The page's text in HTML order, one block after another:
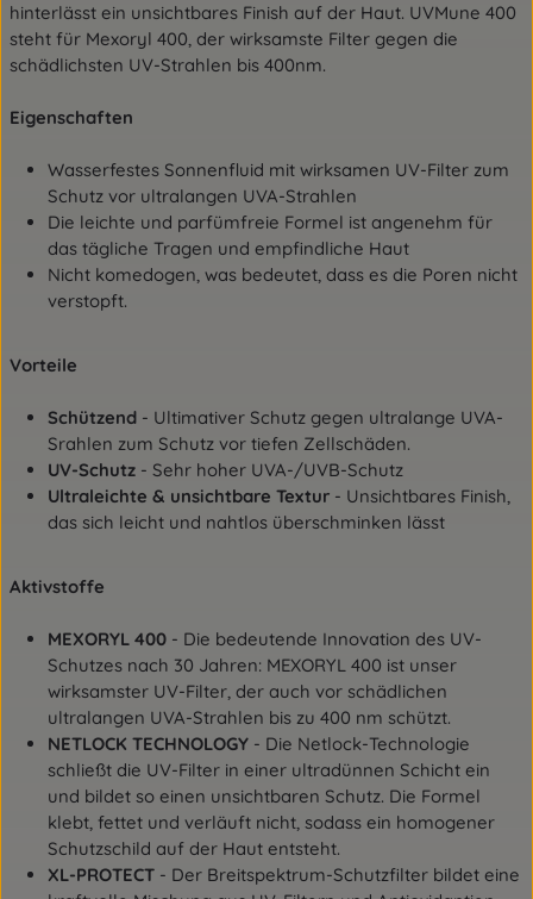
hinterlässt ein unsichtbares Finish auf der Haut. UVMune 400
steht für Mexoryl 400, der wirksamste Filter gegen die
schädlichsten UV-Strahlen bis 400nm.
Eigenschaften
Wasserfestes Sonnenfluid mit wirksamen UV-Filter zum
Schutz vor ultralangen UVA-Strahlen
Die leichte und parfümfreie Formel ist angenehm für
das tägliche Tragen und empfindliche Haut
Nicht komedogen, was bedeutet, dass es die Poren nicht
verstopft.
Vorteile
Schützend - Ultimativer Schutz gegen ultralange UVA-
Srahlen zum Schutz vor tiefen Zellschäden.
UV-Schutz - Sehr hoher UVA-/UVB-Schutz
Ultraleichte & unsichtbare Textur - Unsichtbares Finish,
das sich leicht und nahtlos überschminken lässt
Aktivstoffe
MEXORYL 400 - Die bedeutende Innovation des UV-
Schutzes nach 30 Jahren: MEXORYL 400 ist unser
wirksamster UV-Filter, der auch vor schädlichen
ultralangen UVA-Strahlen bis zu 400 nm schützt.
NETLOCK TECHNOLOGY - Die Netlock-Technologie
schließt die UV-Filter in einer ultradünnen Schicht ein
und bildet so einen unsichtbaren Schutz. Die Formel
klebt, fettet und verläuft nicht, sodass ein homogener
Schutzschild auf der Haut entsteht.
XL-PROTECT - Der Breitspektrum-Schutzfilter bildet eine